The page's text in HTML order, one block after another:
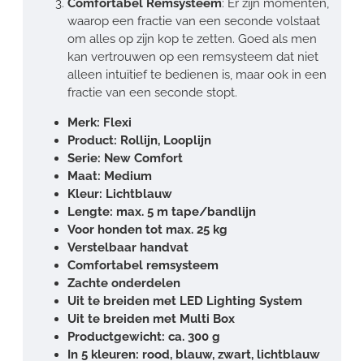
Comfortabel Remsysteem: Er zijn momenten,
waarop een fractie van een seconde volstaat
om alles op zijn kop te zetten. Goed als men
kan vertrouwen op een remsysteem dat niet
alleen intuïtief te bedienen is, maar ook in een
fractie van een seconde stopt.
Merk: Flexi
Product: Rollijn, Looplijn
Serie: New Comfort
Maat: Medium
Kleur: Lichtblauw
Lengte: max. 5 m tape/bandlijn
Voor honden tot max. 25 kg
Verstelbaar handvat
Comfortabel remsysteem
Zachte onderdelen
Uit te breiden met LED Lighting System
Uit te breiden met Multi Box
Productgewicht: ca. 300 g
In 5 kleuren: rood, blauw, zwart, lichtblauw